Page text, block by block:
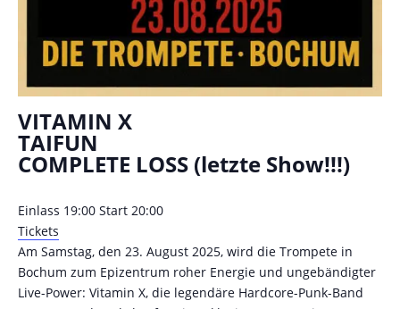
VITAMIN X
TAIFUN
COMPLETE LOSS (letzte Show!!!)
Einlass 19:00 Start 20:00
Tickets
Am Samstag, den 23. August 2025, wird die Trompete in
Bochum zum Epizentrum roher Energie und ungebändigter
Live-Power: Vitamin X, die legendäre Hardcore-Punk-Band